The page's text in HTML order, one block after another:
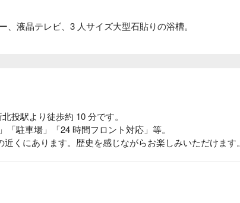
、液晶テレビ、3 人サイズ大型石貼りの浴槽。
投駅より徒歩約 10 分です。
駐車場」「24 時間フロント対応」等。
くにあります。歴史を感じながらお楽しみいただけます。